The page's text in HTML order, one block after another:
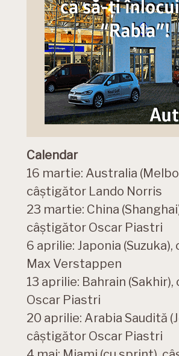
Calendar
16 martie: Australia
câștigător Lando Norris
23 martie: China
câștigător Oscar Piastri
6 aprilie: Japonia
Max Verstappen
13 aprilie: Bahrain
Oscar Piastri
20 aprilie: Arabia Saudită
câștigător Oscar Piastri